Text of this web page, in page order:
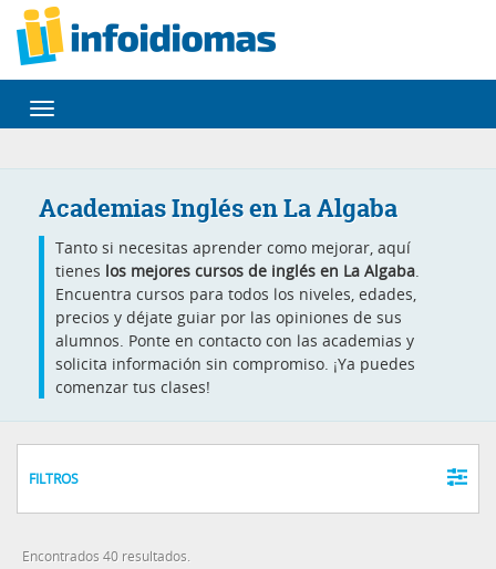
Desplegar
navegación
Academias Inglés en La Algaba
Tanto si necesitas aprender como mejorar, aquí
tienes los mejores cursos de inglés en La Algaba.
Encuentra cursos para todos los niveles, edades,
precios y déjate guiar por las opiniones de sus
alumnos. Ponte en contacto con las academias y
solicita información sin compromiso. ¡Ya puedes
comenzar tus clases!
FILTROS
Encontrados 40 resultados.